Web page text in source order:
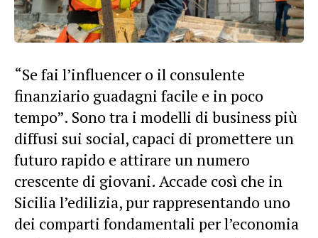
“Se fai l’influencer o il consulente
finanziario guadagni facile e in poco
tempo”. Sono tra i modelli di business più
diffusi sui social, capaci di promettere un
futuro rapido e attirare un numero
crescente di giovani. Accade così che in
Sicilia l’edilizia, pur rappresentando uno
dei comparti fondamentali per l’economia